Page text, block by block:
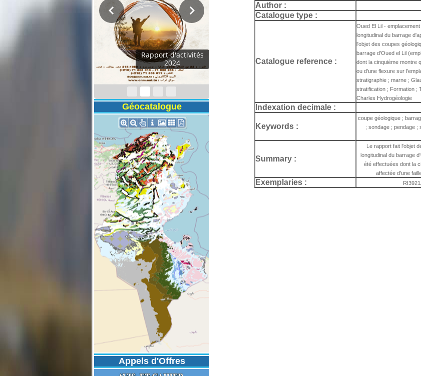
Rapport d'activités
2024
Géocatalogue
Appels d'Offres
Author :
Catalogue type :
Catalogue reference :
Oued El Lil -
longitudinal du barrage
l'objet des coupes
barrage d'Oued el Lil
dont la cinquième montre
ou d'une flexure sur
stratigraphie ; marne ;
stratification ; Formation ;
Charles Hydrogéologie
Indexation decimale :
Keywords :
coupe géologique ;
; sondage ; pendage ;
Summary :
Le rapport fait l'objet
longitudinal du barrage
été effectuées dont la
affectée d'une
Exemplaries :